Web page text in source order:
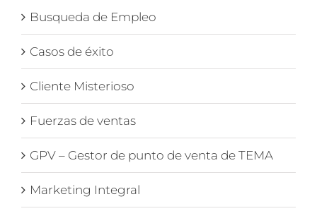
Busqueda de Empleo
Casos de éxito
Cliente Misterioso
Fuerzas de ventas
GPV – Gestor de punto de venta de TEMA
Marketing Integral